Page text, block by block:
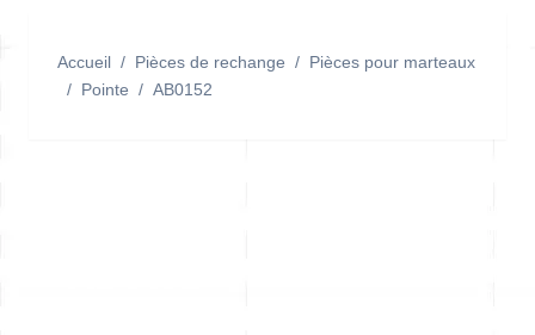
Accueil / Pièces de rechange / Pièces pour marteaux
/ Pointe / AB0152